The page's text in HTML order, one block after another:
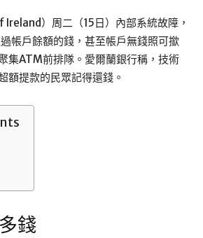
Ireland）周二（15日）內部系統故障，
帳戶餘額的錢，甚至帳戶無錢照可撳
集ATM前排隊。​愛爾蘭銀行稱，技術
額提款的民眾記得還錢。
錢